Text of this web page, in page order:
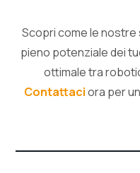
Scopri come le
pieno potenziale dei
ottimale tra
Contattaciora per